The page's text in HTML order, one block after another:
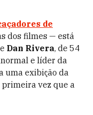
de
dos filmes — está
Dan Rivera, de 54
e líder da
uma exibição da
primeira vez que a